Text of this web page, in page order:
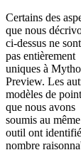
Certains des
que nous
ci-dessus ne sont
pas entièrement
uniques à
Preview. Les
modèles de
que nous avons
soumis au même
outil ont
nombre